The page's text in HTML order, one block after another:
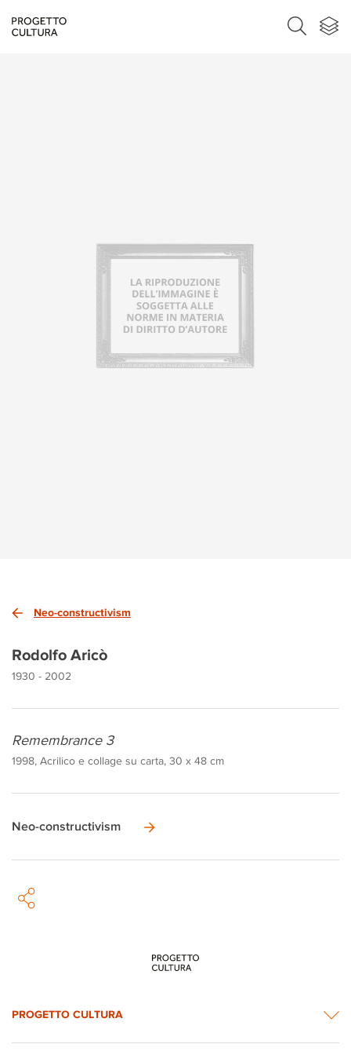
Neo-constructivism
Rodolfo Aricò
1930 - 2002
Remembrance 3
1998, Acrilico e collage su carta, 30 x 48 cm
Neo-constructivism
PROGETTO CULTURA